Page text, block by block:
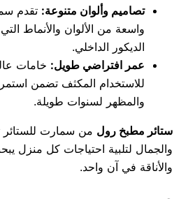
تصاميم وألوان متنوعة: تقدم
واسعة من الألوان والأنماط
الديكور الداخلي.
عمر افتراضي طويل: خامات
للاستخدام المكثف تضمن
والمظهر لسنوات طويلة.
ستائر مطبخ رول من سمارت للستائر
والجمال لتلبية احتياجات كل منزل
والأناقة في آن واحد.